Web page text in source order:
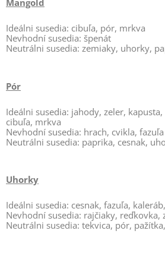
Mangold
Ideálni susedia: cibuľa, pór, mrkva
Nevhodní susedia: špenát
Neutrálni susedia: zemiaky, uhorky,
Pór
Ideálni susedia: jahody, zeler,
cibuľa, mrkva
Nevhodní susedia: hrach, cvikla, fazuľa
Neutrálni susedia: paprika, cesnak,
Uhorky
Ideálni susedia: cesnak, fazuľa,
Nevhodní susedia: rajčiaky, reďkovka,
Neutrálni susedia: tekvica, pór,